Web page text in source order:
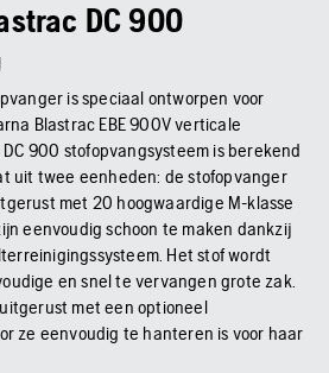
DC 900
is speciaal ontworpen voor
Blastrac EBE 900V verticale
900 stofopvangsysteem is berekend
uit twee eenheden: de stofopvanger
met 20 hoogwaardige M-klasse
eenvoudig schoon te maken dankzij
Het stof wordt
en snel te vervangen grote zak.
met een optioneel
ze eenvoudig te hanteren is voor haar